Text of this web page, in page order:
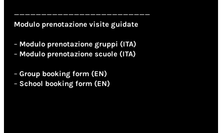
—————————————————————————
Modulo prenotazione visite guidate
– Modulo prenotazione gruppi (ITA)
– Modulo prenotazione scuole (ITA)
– Group booking form (EN)
– School booking form (EN)